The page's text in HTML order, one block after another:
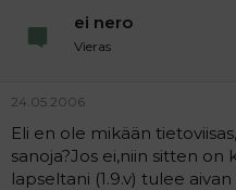
j
a
ei nero
Vieras
24.05.2006
Eli en ole mikään
sanoja?Jos ei,niin sitten on
lapseltani (1.9.v) tulee